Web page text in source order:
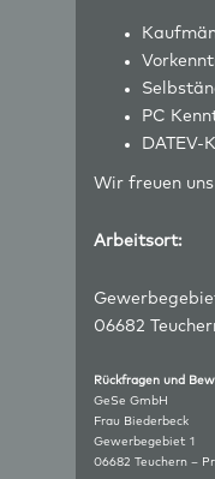
PC
DATEV-
Wir freuen
Arbeitsort:
06682
Rückfragen
GeSe GmbH
Frau Biederbeck
Gewerbegebiet 1
06682 Teuchern –